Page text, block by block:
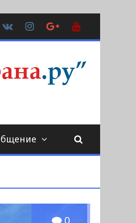
Twitter
Контакте
Instagram
Google
Plus
0